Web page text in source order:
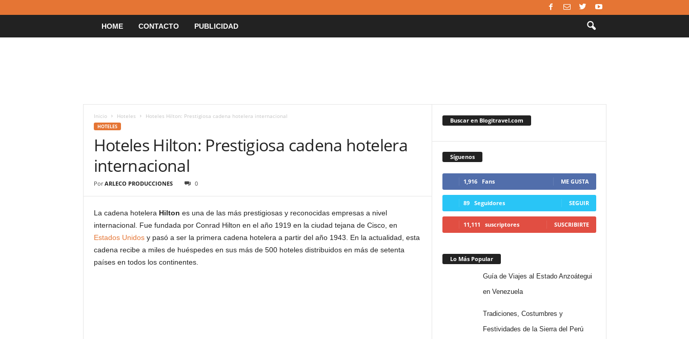
HOME CONTACTO PUBLICIDAD
Inicio Hoteles Hoteles Hilton: Prestigiosa cadena hotelera internacional
HOTELES
Hoteles Hilton: Prestigiosa cadena hotelera
internacional
Por ARLECO PRODUCCIONES 0
La cadena hotelera Hilton es una de las más prestigiosas y reconocidas empresas a nivel
internacional. Fue fundada por Conrad Hilton en el año 1919 en la ciudad tejana de Cisco, en
Estados Unidosy pasó a ser la primera cadena hotelera a partir del año 1943. En la actualidad, esta
cadena recibe a miles de huéspedes en sus más de 500 hoteles distribuidos en más de setenta
países en todos los continentes.
Buscar en Blogitravel.com
Síguenos
1,916 Fans ME GUSTA
89 Seguidores SEGUIR
11,111 suscriptores SUSCRIBIRTE
Lo Más Popular
Guía de Viajes al Estado Anzoátegui
en Venezuela
Tradiciones, Costumbres y
Festividades de la Sierra del Perú